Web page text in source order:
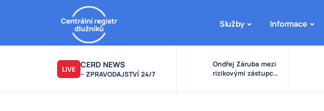
Služby Informace
LIVE CERD NEWS
– ZPRAVODAJSTVÍ 24/7
Ondřej Záruba mezi
rizikovými zástupci:
kolem eDO, fondu